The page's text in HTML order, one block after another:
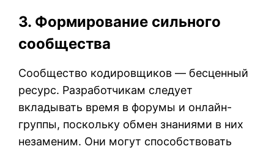
3. Формирование сильного
сообщества
Сообщество кодировщиков — бесценный
ресурс. Разработчикам следует
вкладывать время в форумы и онлайн-
группы, поскольку обмен знаниями в них
незаменим. Они могут способствовать